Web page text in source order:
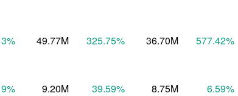
% 49.77M 325.75% 36.70M 577.42%
% 9.20M 39.59% 8.75M 6.59%